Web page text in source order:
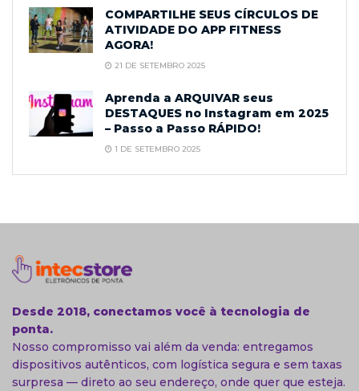
COMPARTILHE SEUS CÍRCULOS DE
ATIVIDADE DO APP FITNESS
AGORA!
21 DE SETEMBRO 2025
Aprenda a ARQUIVAR seus
DESTAQUES no Instagram em 2025
– Passo a Passo RÁPIDO!
1 DE SETEMBRO 2025
Desde 2018, conectamos você à tecnologia de
ponta.
Nosso compromisso vai além da venda: entregamos
dispositivos autênticos, com logística segura e sem taxas
surpresa — direto ao seu endereço, onde quer que esteja.